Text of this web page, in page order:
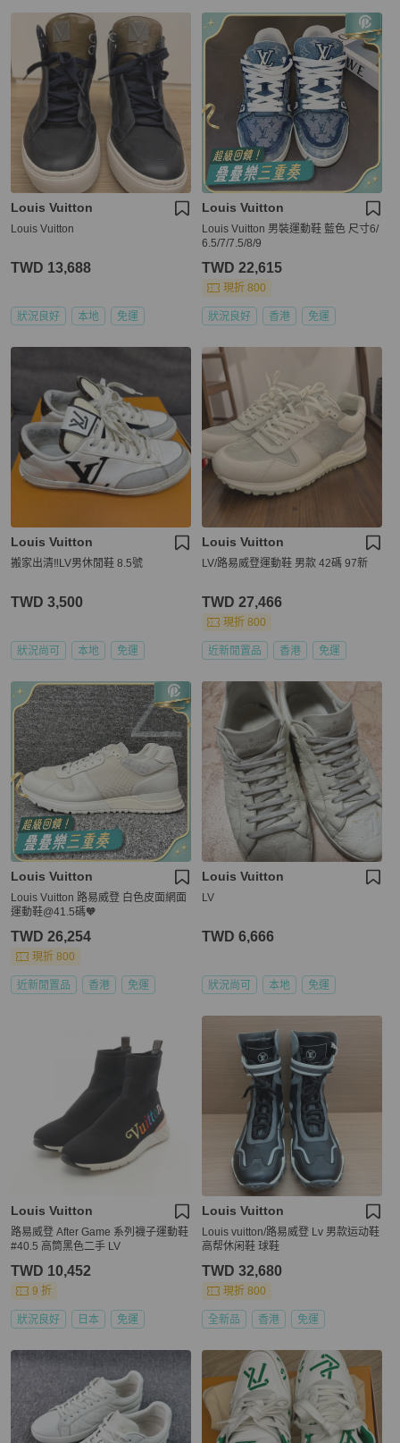
Louis Vuitton
Louis Vuitton
TWD 13,688
狀況良好 本地 免運
Louis Vuitton
Louis Vuitton 男裝運動鞋 藍色 尺寸6/
6.5/7/7.5/8/9
TWD 22,615
現折 800
狀況良好 香港 免運
Louis Vuitton
搬家出清‼️LV男休閒鞋 8.5號
TWD 3,500
狀況尚可 本地 免運
Louis Vuitton
LV/路易威登運動鞋 男款 42碼 97新
TWD 27,466
現折 800
近新閒置品 香港 免運
Louis Vuitton
Louis Vuitton 路易威登 白色皮面網面
運動鞋@41.5碼🧡
TWD 26,254
現折 800
近新閒置品 香港 免運
Louis Vuitton
LV
TWD 6,666
狀況尚可 本地 免運
Louis Vuitton
路易威登 After Game 系列襪子運動鞋
#40.5 高筒黑色二手 LV
TWD 10,452
9 折
狀況良好 日本 免運
Louis Vuitton
Louis vuitton/路易威登 Lv 男款运动鞋
高帮休闲鞋 球鞋
TWD 32,680
現折 800
全新品 香港 免運